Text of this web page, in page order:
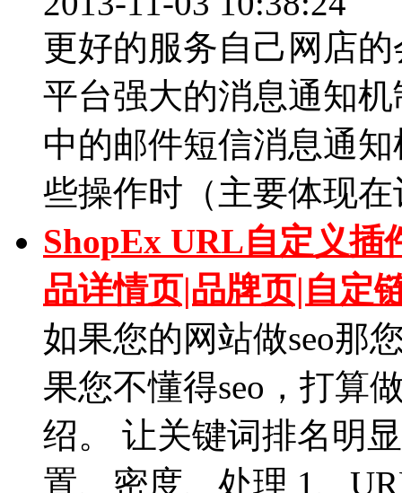
更好的服务自己网店
平台强大的消息通知
中的邮件短信消息通
些操作时（主要体现在
ShopEx URL自定义插
品详情页|品牌页|自定
如果您的网站做seo那
果您不懂得seo，打算
绍。 让关键词排名明
置、密度、处理 1、